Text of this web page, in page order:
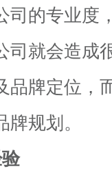
司的专业度
司就会造成
品牌定位，
规划。